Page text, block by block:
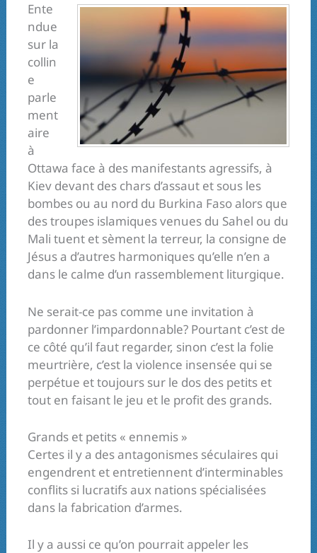
Ente
ndue
sur la
collin
e
parle
ment
aire
à
Ottawa face à des manifestants agressifs, à
Kiev devant des chars d’assaut et sous les
bombes ou au nord du Burkina Faso alors que
des troupes islamiques venues du Sahel ou du
Mali tuent et sèment la terreur, la consigne de
Jésus a d’autres harmoniques qu’elle n’en a
dans le calme d’un rassemblement liturgique.
Ne serait-ce pas comme une invitation à
pardonner l’impardonnable? Pourtant c’est de
ce côté qu’il faut regarder, sinon c’est la folie
meurtrière, c’est la violence insensée qui se
perpétue et toujours sur le dos des petits et
tout en faisant le jeu et le profit des grands.
Grands et petits « ennemis »
Certes il y a des antagonismes séculaires qui
engendrent et entretiennent d’interminables
conflits si lucratifs aux nations spécialisées
dans la fabrication d’armes.
Il y a aussi ce qu’on pourrait appeler les